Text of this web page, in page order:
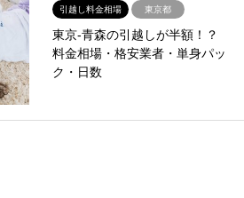
引越し料金相場 東京都
東京-青森の引越しが半額！？
料金相場・格安業者・単身パッ
ク・日数